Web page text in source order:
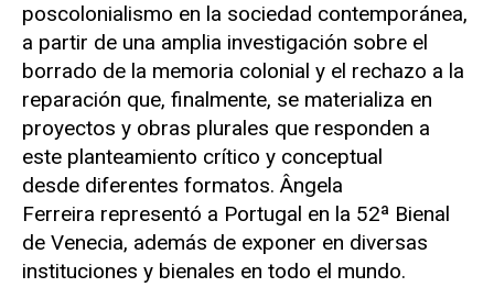
poscolonialismo en la sociedad contemporánea,
a partir de una amplia investigación sobre el
borrado de la memoria colonial y el rechazo a la
reparación que, finalmente, se materializa en
proyectos y obras plurales que responden a
este planteamiento crítico y conceptual
desde diferentes formatos. Ângela
Ferreira representó a Portugal en la 52ª Bienal
de Venecia, además de exponer en diversas
instituciones y bienales en todo el mundo.